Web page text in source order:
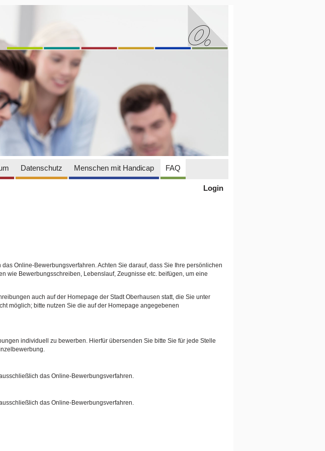
Datenschutz Menschen mit Handicap FAQ
Login
Online-Bewerbungsverfahren. Achten Sie darauf, dass Sie Ihre persönlichen
wie Bewerbungsschreiben, Lebenslauf, Zeugnisse etc. beifügen, um eine
auch auf der Homepage der Stadt Oberhausen statt, die Sie unter
möglich; bitte nutzen Sie die auf der Homepage angegebenen
individuell zu bewerben. Hierfür übersenden Sie bitte Sie für jede Stelle
das Online-Bewerbungsverfahren.
das Online-Bewerbungsverfahren.